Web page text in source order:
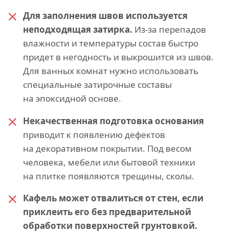
Для заполнения швов используется
неподходящая затирка. Из-за перепадов
влажности и температуры состав быстро
придет в негодность и выкрошится из швов.
Для ванных комнат нужно использовать
специальные затирочные составы
на эпоксидной основе.
Некачественная подготовка основания
приводит к появлению дефектов
на декоративном покрытии. Под весом
человека, мебели или бытовой техники
на плитке появляются трещины, сколы.
Кафель может отвалиться от стен, если
приклеить его без предварительной
обработки поверхностей грунтовкой.